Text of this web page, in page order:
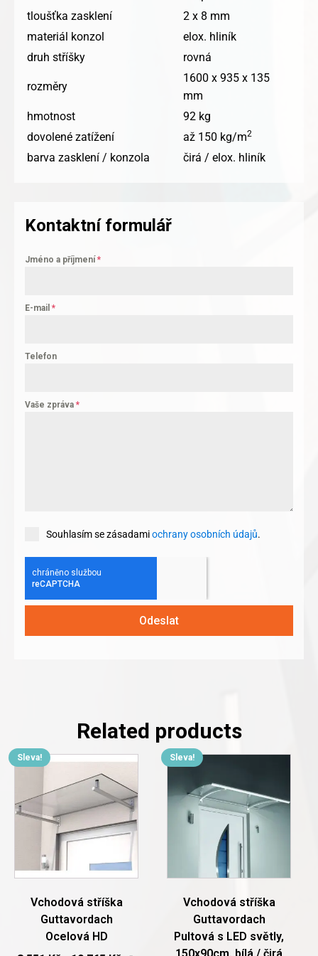
tloušťka zasklení
2 x 8 mm
materiál konzol
elox. hliník
druh stříšky
rovná
rozměry
1600 x 935 x 135
mm
hmotnost
92 kg
dovolené zatížení
až 150 kg/m2
barva zasklení / konzola čirá / elox. hliník
Kontaktní formulář
Jméno a příjmení*
E-mail *
Telefon
Vaše zpráva *
Souhlasím se zásadamiochrany osobních údajů.
Odeslat
Related products
Sleva!
Vchodová stříška
Guttavordach
Ocelová HD
This
multiple
variants.
be
product
Sleva!
Vchodová stříška
Guttavordach
Pultová s LED světly,